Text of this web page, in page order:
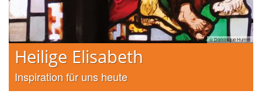
© Dominique Humm
Heilige Elisabeth
Inspiration für uns heute